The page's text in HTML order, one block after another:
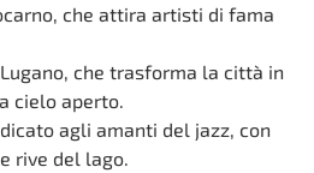
che attira artisti di fama
che trasforma la città in
cielo aperto.
agli amanti del jazz, con
rive del lago.